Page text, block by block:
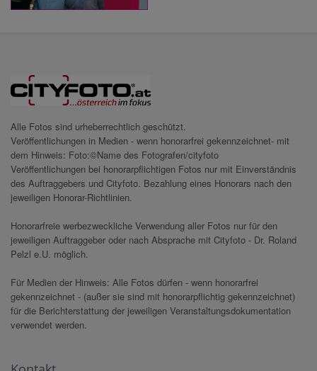
Alle Fotos sind urheberrechtlich geschützt.
Veröffentlichungen in Medien - wenn honorarfrei gekennzeichnet- mit
dem Hinweis: Foto:©Name des Fotografen/cityfoto
Veröffentlichungen bei honorarpflichtigen Fotos nur mit Einverständnis
des Auftraggebers und Cityfoto. Bezahlung eines Honorars nach den
jeweiligen Honorar-Richtlinien.
Honorarfreie werbezweckliche Verwendung aller Fotos nur für den
jeweiligen Auftraggeber oder nach Absprache mit Cityfoto - Dr. Roland
Pelzl e.U. möglich.
Für Medien der Hinweis: Alle Fotos dürfen - wenn honorarfrei
gekennzeichnet - (außer sie sind mit honorarpflichtig gekennzeichnet)
für die Berichterstattung der jeweiligen Veranstaltungsdokumentation
verwendet werden.